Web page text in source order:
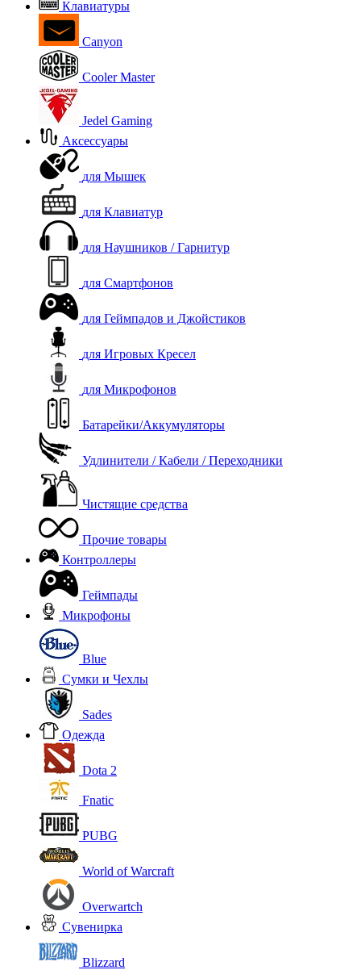
Клавиатуры
Canyon
Cooler Master
Jedel Gaming
Аксессуары
для Мышек
для Клавиатур
для Наушников / Гарнитур
для Смартфонов
для Геймпадов и Джойстиков
для Игровых Кресел
для Микрофонов
Батарейки/Аккумуляторы
Удлинители / Кабели / Переходники
Чистящие средства
Прочие товары
Контроллеры
Геймпады
Микрофоны
Blue
Сумки и Чехлы
Sades
Одежда
Dota 2
Fnatic
PUBG
World of Warcraft
Overwartch
Сувенирка
Blizzard